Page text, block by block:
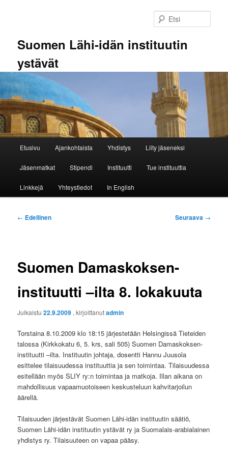
Suomen Lähi-idän instituutin
ystävät
Etusivu Ajankohtaista Yhdistys Liity jäseneksi
Jäsenmatkat Stipendi Instituutti Tue instituuttia
Linkkejä Yhteystiedot In English
Artikkelien
← Edellinen Seuraava →
Suomen Damaskoksen-
instituutti –ilta 8. lokakuuta
Julkaistu22.9.2009 , kirjoittanutadmin
Torstaina 8.10.2009 klo 18:15 järjestetään Helsingissä Tieteiden
talossa (Kirkkokatu 6, 5. krs, sali 505) Suomen Damaskoksen-
instituutti –ilta. Instituutin johtaja, dosentti Hannu Juusola
esittelee tilaisuudessa instituuttia ja sen toimintaa. Tilaisuudessa
esitellään myös SLIY ry:n toimintaa ja matkoja. Illan aikana on
mahdollisuus vapaamuotoiseen keskusteluun kahvitarjoilun
äärellä.
Tilaisuuden järjestävät Suomen Lähi-idän instituutin säätiö,
Suomen Lähi-idän instituutin ystävät ry ja Suomalais-arabialainen
yhdistys ry. Tilaisuuteen on vapaa pääsy.